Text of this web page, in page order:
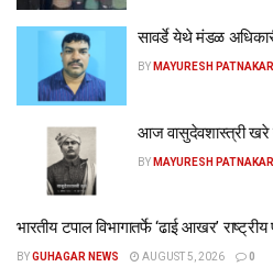
सावर्डे येथे मंडळ
BY MAYURESH PATNAKAR
आज वासुदेवशास्त्री खरे
BY MAYURESH PATNAKAR
भारतीय टपाल विभागातर्फे ‘ढाई आखर’
BYGUHAGAR NEWS AUGUST 5, 2026 0